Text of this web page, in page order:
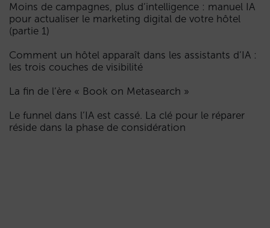
Moins de campagnes, plus d’intelligence : manuel IA
pour actualiser le marketing digital de votre hôtel
(partie 1)
Comment un hôtel apparaît dans les assistants d’IA :
les trois couches de visibilité
La fin de l’ère « Book on Metasearch »
Le funnel dans l’IA est cassé. La clé pour le réparer
réside dans la phase de considération